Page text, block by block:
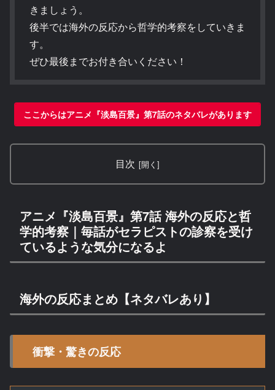
きましょう。
後半では海外の反応から哲学的考察をしていきま
す。
ぜひ最後までお付き合いください！
ここからはアニメ『淡島百景』第7話のネタバレがあります
目次
アニメ『淡島百景』第7話 海外の反応と哲
学的考察｜毎話がセラピストの診察を受け
ているような気分になるよ
海外の反応まとめ【ネタバレあり】
衝撃・驚きの反応